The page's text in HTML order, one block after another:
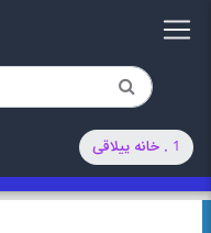
1 . خانه ییلاقی